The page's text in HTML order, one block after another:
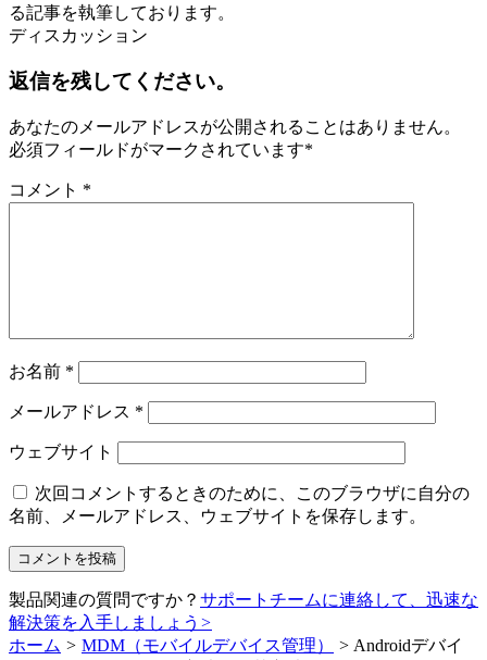
る記事を執筆しております。
ディスカッション
返信を残してください。
あなたのメールアドレスが公開されることはありません。
必須フィールドがマークされています*
コメント *
お名前 *
メールアドレス *
ウェブサイト
次回コメントするときのために、このブラウザに自分の
名前、メールアドレス、ウェブサイトを保存します。
製品関連の質問ですか？ サポートチームに連絡して、迅速な
解決策を入手しましょう >
ホーム > MDM（モバイルデバイス管理） > Androidデバイ